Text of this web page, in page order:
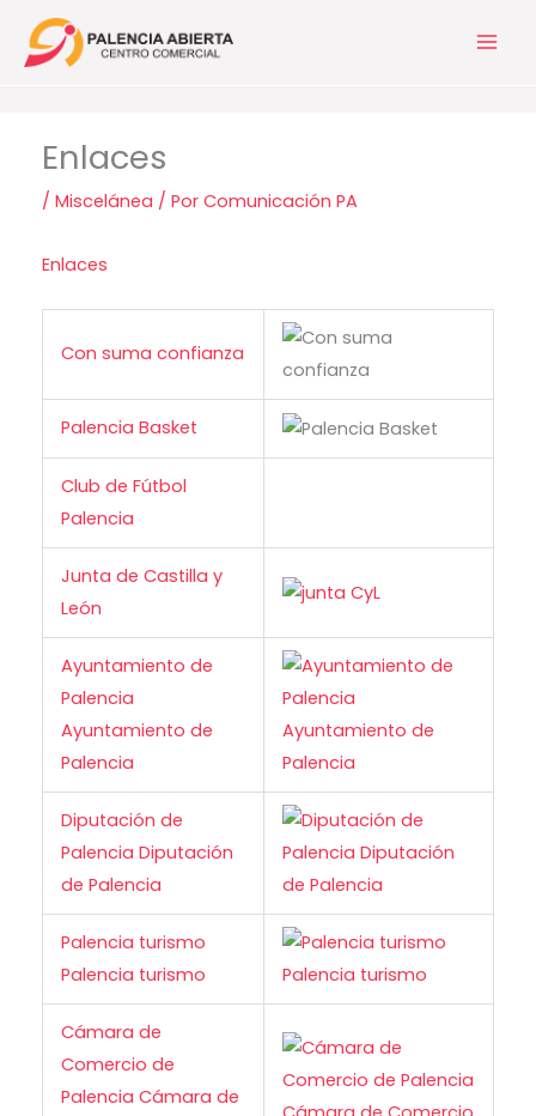
Enlaces
/ Miscelánea / Por Comunicación PA
Enlaces
Con suma confianza
Palencia Basket
Club de Fútbol
Palencia
Junta de Castilla y
León
Ayuntamiento de
Palencia
Ayuntamiento de
Palencia
Diputación de
Palencia Diputación
de Palencia
Palencia turismo
Palencia turismo
Cámara de
Comercio de
Palencia Cámara de